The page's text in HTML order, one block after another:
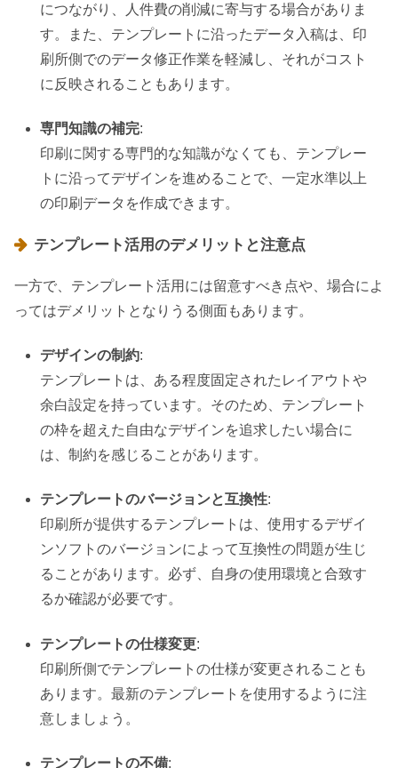
につながり、人件費の削減に寄与する場合がありま
す。また、テンプレートに沿ったデータ入稿は、印
刷所側でのデータ修正作業を軽減し、それがコスト
に反映されることもあります。
専門知識の補完:
印刷に関する専門的な知識がなくても、テンプレー
トに沿ってデザインを進めることで、一定水準以上
の印刷データを作成できます。
テンプレート活用のデメリットと注意点
一方で、テンプレート活用には留意すべき点や、場合によ
ってはデメリットとなりうる側面もあります。
デザインの制約:
テンプレートは、ある程度固定されたレイアウトや
余白設定を持っています。そのため、テンプレート
の枠を超えた自由なデザインを追求したい場合に
は、制約を感じることがあります。
テンプレートのバージョンと互換性:
印刷所が提供するテンプレートは、使用するデザイ
ンソフトのバージョンによって互換性の問題が生じ
ることがあります。必ず、自身の使用環境と合致す
るか確認が必要です。
テンプレートの仕様変更:
印刷所側でテンプレートの仕様が変更されることも
あります。最新のテンプレートを使用するように注
意しましょう。
テンプレートの不備: